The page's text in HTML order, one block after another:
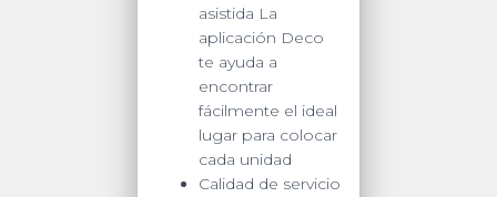
asistida La
aplicación Deco
te ayuda a
encontrar
fácilmente el ideal
lugar para colocar
cada unidad
Calidad de servicio